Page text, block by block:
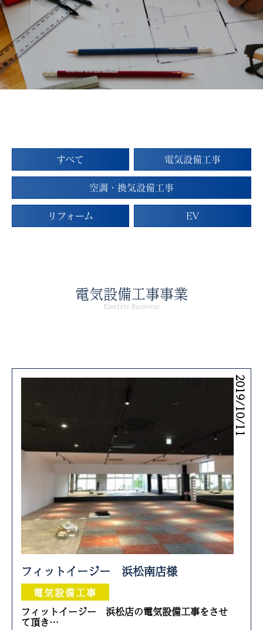
すべて 電気設備工事
空調・換気設備工事
リフォーム EV
電気設備工事事業
Electric Business
2019/10/11
フィットイージー 浜松南店様
電気設備工事
フィットイージー 浜松店の電気設備工事をさせ
て頂き…